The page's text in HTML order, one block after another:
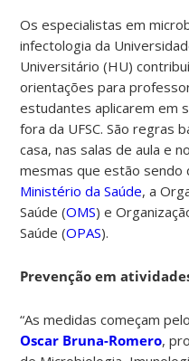
Os especialistas em
infectologia da
Universitário (HU)
orientações para
estudantes aplicarem em
fora da UFSC. São regras
casa, nas salas de aula e
mesmas que estão sendo
Ministério da Saúde, a
Saúde (OMS) e
Saúde (OPAS).
Prevenção em
“As medidas começam
Oscar Bruna-Romero,